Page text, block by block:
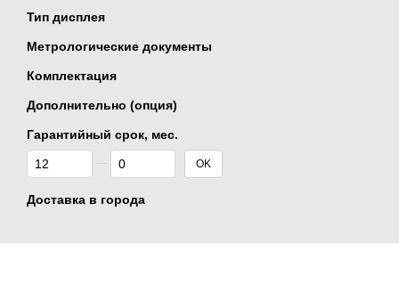
Тип дисплея
Метрологические документы
Комплектация
Дополнительно (опция)
Гарантийный срок, мес.
От Гарантийный срок, мес.
До Гарантийный срок, мес. OK
Доставка в города